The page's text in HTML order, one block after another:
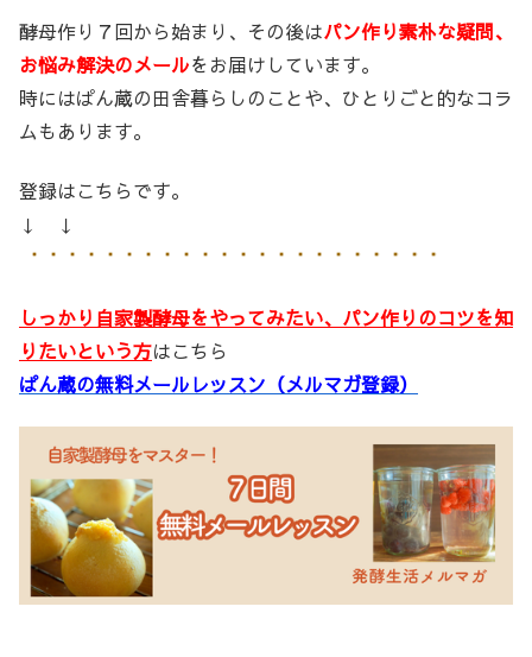
酵母作り７回から始まり、その後はパン作り素朴な疑問、
お悩み解決のメールをお届けしています。
時にはぱん蔵の田舎暮らしのことや、ひとりごと的なコラ
ムもあります。
登録はこちらです。
↓ ↓
しっかり自家製酵母をやってみたい、パン作りのコツを知
りたいという方はこちら
ぱん蔵の無料メールレッスン（メルマガ登録）